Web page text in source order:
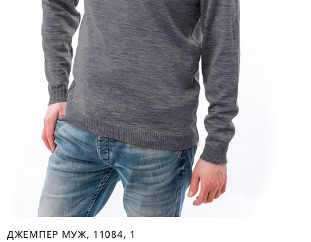
ДЖЕМПЕР МУЖ, 11084, 1